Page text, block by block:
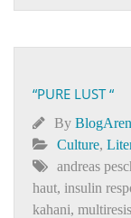
“PURE LUST “
By
Culture,
andreas
haut, insulin
kahani,